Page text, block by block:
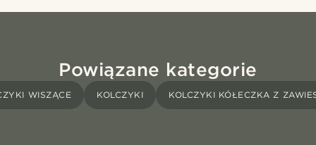
Powiązane kategorie
WISZĄCE KOLCZYKI KOLCZYKI KÓŁECZKA Z